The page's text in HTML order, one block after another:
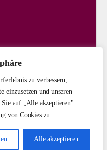
zu verbessern,
einzusetzen und unseren
Sie auf „Alle akzeptieren"
von Cookies zu.
Alle akzeptieren
Stadt
Datenschutz